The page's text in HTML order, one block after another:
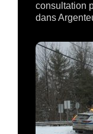
consultation
dans